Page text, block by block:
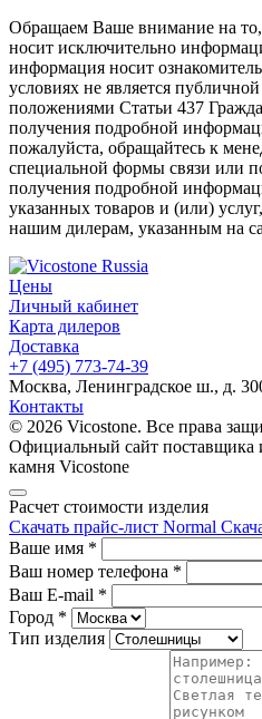
Обращаем Ваше внимание на
носит исключительно
информация носит
условиях не является
положениями Статьи 437
получения подробной
пожалуйста, обращайтесь к
специальной формы связи или
получения подробной
указанных товаров и (или)
нашим дилерам, указанным на
Цены
Личный кабинет
Карта дилеров
Доставка
+7 (495) 773-74-39
Москва, Ленинградское ш., д.
Контакты
© 2026 Vicostone. Все права
Официальный сайт поставщика
камня Vicostone
Расчет стоимости изделия
Скачать прайс-лист Normal
Ваше имя *
Ваш номер телефона *
Ваш E-mail *
Город *
Тип изделия